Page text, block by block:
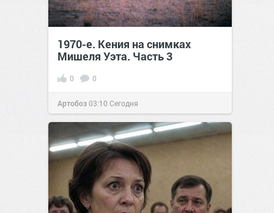
1970-е. Кения на снимках
Мишеля Уэта. Часть 3
0 0
Артобоз03:10 Сегодня